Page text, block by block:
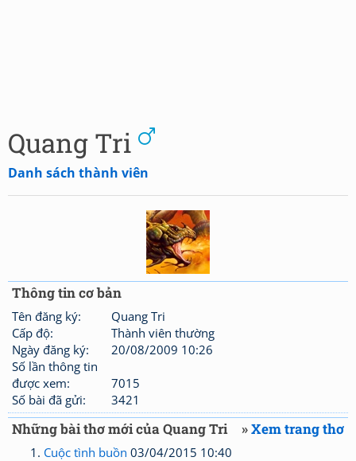
Quang Tri
Danh sách thành viên
Thông tin cơ bản
Tên đăng ký:
Quang Tri
Cấp độ:
Thành viên thường
Ngày đăng ký:
20/08/2009 10:26
Số lần thông tin
được xem:
7015
Số bài đã gửi:
3421
Những bài thơ mới của Quang Tri »Xem trang thơ
Cuộc tình buồn 03/04/2015 10:40